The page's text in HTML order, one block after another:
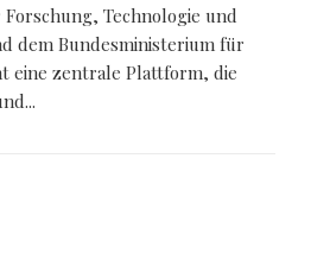
Technologie und
dem Bundesministerium für
eine zentrale Plattform, die